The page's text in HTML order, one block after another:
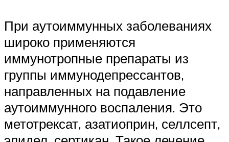
При аутоиммунных заболеваниях
широко применяются
иммунотропные препараты из
группы иммунодепрессантов,
направленных на подавление
аутоиммунного воспаления. Это
метотрексат, азатиоприн, селлсепт,